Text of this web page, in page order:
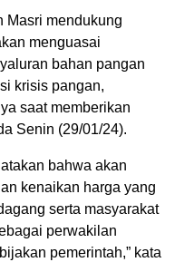
Masri mendukung
menguasai
bahan pangan
krisis pangan,
saat memberikan
Senin (29/01/24).
bahwa akan
kenaikan harga yang
serta masyarakat
perwakilan
pemerintah,” kata